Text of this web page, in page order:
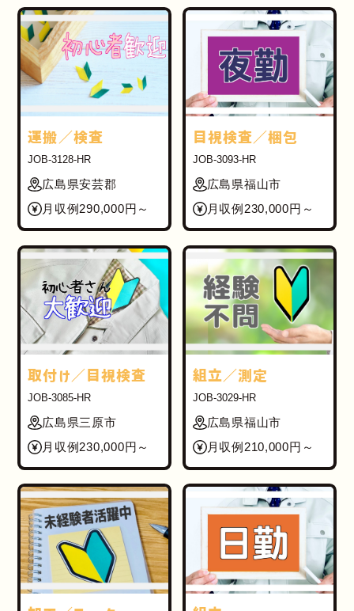
運搬／検査
JOB-3128-HR
広島県安芸郡
月収例290,000円～
目視検査／梱包
JOB-3093-HR
広島県福山市
月収例230,000円～
取付け／目視検査
JOB-3085-HR
広島県三原市
月収例230,000円～
組立／測定
JOB-3029-HR
広島県福山市
月収例210,000円～